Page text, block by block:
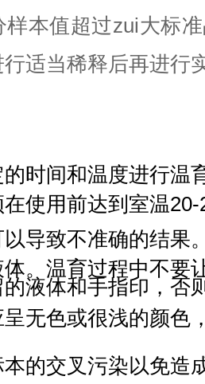
样本值超过zui大标
适当稀释后再进行
时间和温度进行温
在使用前达到室温
导致不准确的结果
。温育过程中不要
液体和手指印，否
无色或很浅的颜色
的交叉污染以免造